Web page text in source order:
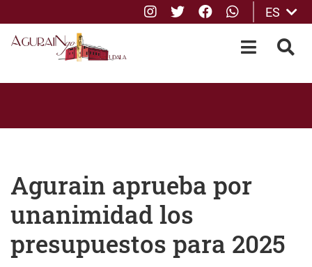
Instagram
TwitterFacebook
whatsApp
ES
OPEN-
Agurain aprueba por
unanimidad los
presupuestos para 2025